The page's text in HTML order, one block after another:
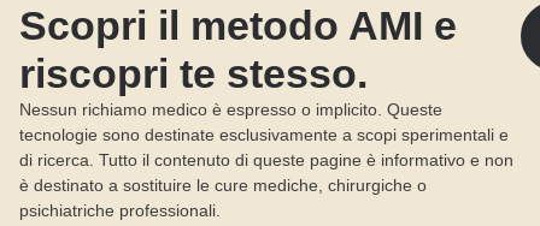
Scopri il metodo AMI e
riscopri te stesso.
Nessun richiamo medico è espresso o implicito. Queste
tecnologie sono destinate esclusivamente a scopi sperimentali e
di ricerca. Tutto il contenuto di queste pagine è informativo e non
è destinato a sostituire le cure mediche, chirurgiche o
psichiatriche professionali.